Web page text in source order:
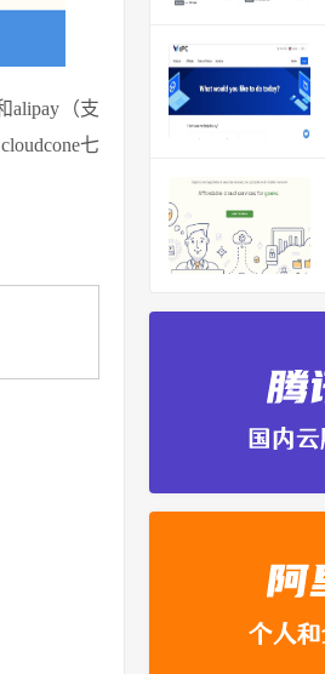
alipay（支
七